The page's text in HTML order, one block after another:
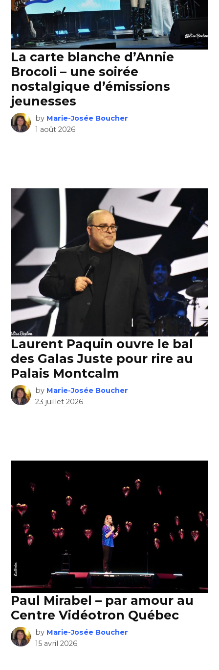
La carte blanche d’Annie
Brocoli – une soirée
nostalgique d’émissions
jeunesses
by Marie-Josée Boucher
1 août 2026
Laurent Paquin ouvre le bal
des Galas Juste pour rire au
Palais Montcalm
by Marie-Josée Boucher
23 juillet 2026
Paul Mirabel – par amour au
Centre Vidéotron Québec
by Marie-Josée Boucher
15 avril 2026